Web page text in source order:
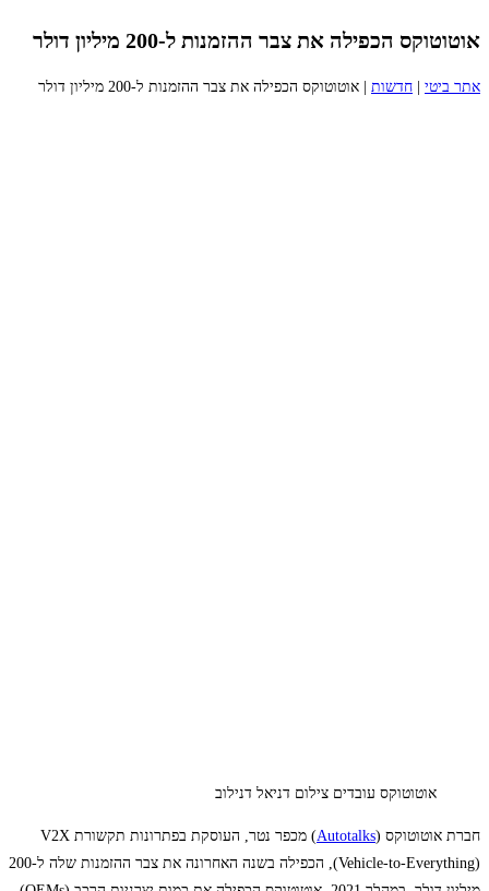
אוטוטוקס הכפילה את צבר ההזמנות ל-200 מיליון דולר
אתר ביטי חדשות אוטוטוקס הכפילה את צבר ההזמנות ל-200 מיליון דולר
אוטוטוקס עובדים צילום דניאל דנילוב
חברת אוטוטוקס (Autotalks
) מכפר נטר, העוסקת בפתרונות תקשורת V2X
(Vehicle-to-Everything), הכפילה בשנה האחרונה את צבר ההזמנות שלה ל-200